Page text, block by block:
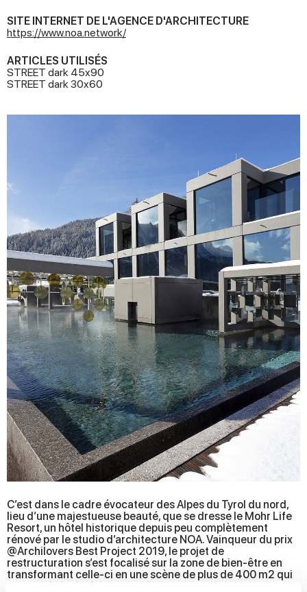
SITE INTERNET DE L'AGENCE D'ARCHITECTURE
https://www.noa.network/
ARTICLES UTILISÉS
STREET dark 45x90
STREET dark 30x60
C’est dans le cadre évocateur des Alpes du Tyrol du nord,
lieu d’une majestueuse beauté, que se dresse le Mohr Life
Resort, un hôtel historique depuis peu complètement
rénové par le studio d’architecture NOA. Vainqueur du prix
@Archilovers Best Project 2019, le projet de
restructuration s’est focalisé sur la zone de bien-être en
transformant celle-ci en une scène de plus de 400 m2 qui
permet de jouir pleinement du panorama du mont